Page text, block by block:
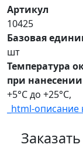
Артикул
10425
Базовая
шт
Температура
при нанесении
+5°C до +25°C,
_html-описание